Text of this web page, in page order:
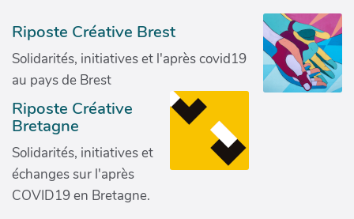
Riposte Créative Brest
Solidarités, initiatives et l'après covid19
au pays de Brest
Riposte Créative
Bretagne
Solidarités, initiatives et
échanges sur l'après
COVID19 en Bretagne.